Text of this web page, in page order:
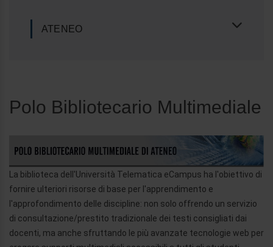
ATENEO
Polo Bibliotecario Multimediale
La biblioteca dell'Università Telematica eCampus ha l'obiettivo di
fornire ulteriori risorse di base per l'apprendimento e
l'approfondimento delle discipline: non solo offrendo un servizio
di consultazione/prestito tradizionale dei testi consigliati dai
docenti, ma anche sfruttando le più avanzate tecnologie web per